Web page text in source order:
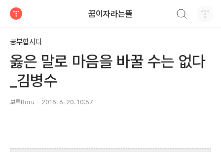
꿈이자라는뜰
공부합시다
옳은 말로 마음을 바꿀 수는 없다
_김병수
보루Boru 2015. 6. 20. 10:57